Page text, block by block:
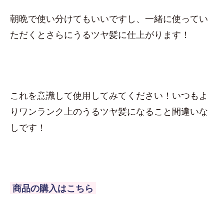
朝晩で使い分けてもいいですし、一緒に使ってい
ただくとさらにうるツヤ髪に仕上がります！
これを意識して使用してみてください！いつもよ
りワンランク上のうるツヤ髪になること間違いな
しです！
商品の購入はこちら